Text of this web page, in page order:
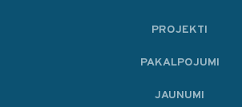
PROJEKTI
PAKALPOJUMI
JAUNUMI